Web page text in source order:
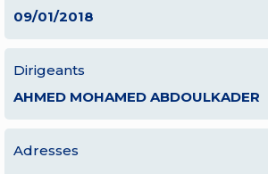
09/01/2018
Dirigeants
AHMED MOHAMED ABDOULKADER
Adresses